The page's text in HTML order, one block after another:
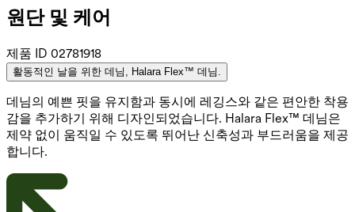
원단 및 케어
제품 ID 02781918
활동적인 날을 위한 데님, Halara Flex™ 데님.
데님의 예쁜 핏을 유지함과 동시에 레깅스와 같은 편안한 착용
감을 추가하기 위해 디자인되었습니다. Halara Flex™ 데님은
제약 없이 움직일 수 있도록 뛰어난 신축성과 부드러움을 제공
합니다.